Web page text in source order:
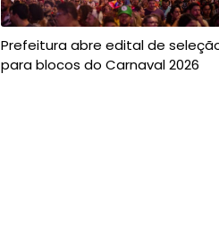
Prefeitura abre edital de
para blocos do Carnaval 2026